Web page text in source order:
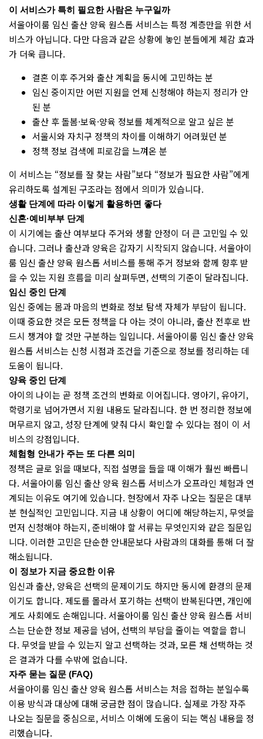
이 서비스가 특히 필요한 사람은 누구일까
서울아이룸 임신 출산 양육 원스톱 서비스는 특정 계층만을 위한 서
비스가 아닙니다. 다만 다음과 같은 상황에 놓인 분들에게 체감 효과
가 더욱 큽니다.
결혼 이후 주거와 출산 계획을 동시에 고민하는 분
임신 중이지만 어떤 지원을 언제 신청해야 하는지 정리가 안
된 분
출산 후 돌봄·보육·양육 정보를 체계적으로 알고 싶은 분
서울시와 자치구 정책의 차이를 이해하기 어려웠던 분
정책 정보 검색에 피로감을 느껴온 분
이 서비스는 “정보를 잘 찾는 사람”보다 “정보가 필요한 사람”에게
유리하도록 설계된 구조라는 점에서 의미가 있습니다.
생활 단계에 따라 이렇게 활용하면 좋다
신혼·예비부부 단계
이 시기에는 출산 여부보다 주거와 생활 안정이 더 큰 고민일 수 있
습니다. 그러나 출산과 양육은 갑자기 시작되지 않습니다. 서울아이
룸 임신 출산 양육 원스톱 서비스를 통해 주거 정보와 함께 향후 받
을 수 있는 지원 흐름을 미리 살펴두면, 선택의 기준이 달라집니다.
임신 중인 단계
임신 중에는 몸과 마음의 변화로 정보 탐색 자체가 부담이 됩니다.
이때 중요한 것은 모든 정책을 다 아는 것이 아니라, 출산 전후로 반
드시 챙겨야 할 것만 구분하는 일입니다. 서울아이룸 임신 출산 양육
원스톱 서비스는 신청 시점과 조건을 기준으로 정보를 정리하는 데
도움이 됩니다.
양육 중인 단계
아이의 나이는 곧 정책 조건의 변화로 이어집니다. 영아기, 유아기,
학령기로 넘어가면서 지원 내용도 달라집니다. 한 번 정리한 정보에
머무르지 않고, 성장 단계에 맞춰 다시 확인할 수 있다는 점이 이 서
비스의 강점입니다.
체험형 안내가 주는 또 다른 의미
정책은 글로 읽을 때보다, 직접 설명을 들을 때 이해가 훨씬 빠릅니
다. 서울아이룸 임신 출산 양육 원스톱 서비스가 오프라인 체험과 연
계되는 이유도 여기에 있습니다. 현장에서 자주 나오는 질문은 대부
분 현실적인 고민입니다. 지금 내 상황이 어디에 해당하는지, 무엇을
먼저 신청해야 하는지, 준비해야 할 서류는 무엇인지와 같은 질문입
니다. 이러한 고민은 단순한 안내문보다 사람과의 대화를 통해 더 잘
해소됩니다.
이 정보가 지금 중요한 이유
임신과 출산, 양육은 선택의 문제이기도 하지만 동시에 환경의 문제
이기도 합니다. 제도를 몰라서 포기하는 선택이 반복된다면, 개인에
게도 사회에도 손해입니다. 서울아이룸 임신 출산 양육 원스톱 서비
스는 단순한 정보 제공을 넘어, 선택의 부담을 줄이는 역할을 합니
다. 무엇을 받을 수 있는지 알고 선택하는 것과, 모른 채 선택하는 것
은 결과가 다를 수밖에 없습니다.
자주 묻는 질문 (FAQ)
서울아이룸 임신 출산 양육 원스톱 서비스는 처음 접하는 분일수록
이용 방식과 대상에 대해 궁금한 점이 많습니다. 실제로 가장 자주
나오는 질문을 중심으로, 서비스 이해에 도움이 되는 핵심 내용을 정
리했습니다.